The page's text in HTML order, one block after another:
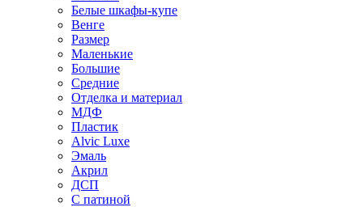
Белые шкафы-купе
Венге
Размер
Маленькие
Большие
Средние
Отделка и материал
МДФ
Пластик
Alvic Luxe
Эмаль
Акрил
ДСП
С патиной